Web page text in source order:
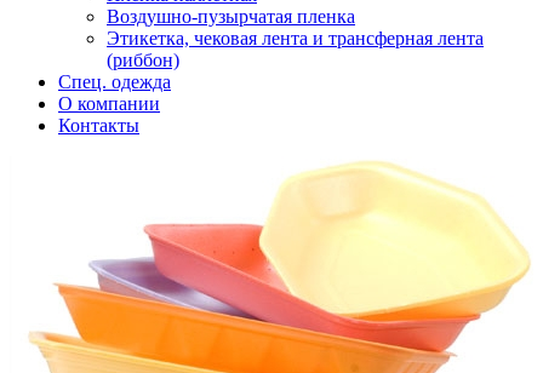
Воздушно-пузырчатая пленка
Этикетка, чековая лента и трансферная лента
(риббон)
Спец. одежда
О компании
Контакты